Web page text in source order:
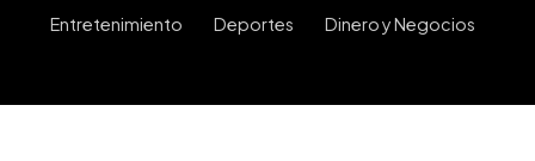
Entretenimiento Deportes Dinero y Negocios